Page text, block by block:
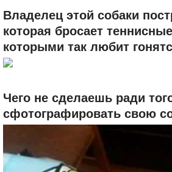
Владелец этой собаки
которая бросает
которыми так любит
Чего не сделаешь ради
сфотографировать свою